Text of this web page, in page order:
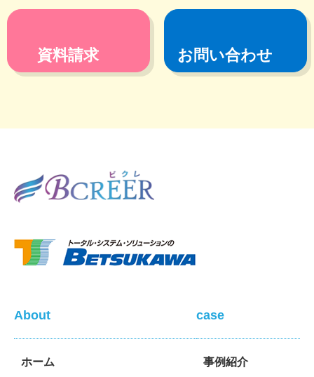
資料請求 お問い合わせ
About
ホーム
case
事例紹介